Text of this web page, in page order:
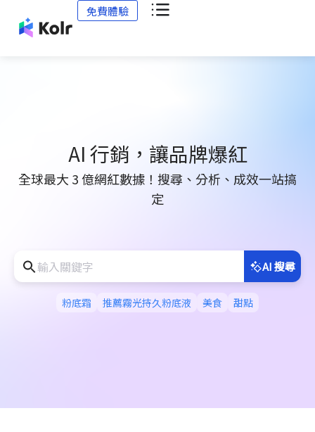
免費體驗
AI 行銷，讓品牌爆紅
全球最大 3 億網紅數據！搜尋、分析、成效一站搞
定
AI 搜尋
粉底霜 推薦霧光持久粉底液 美食 甜點